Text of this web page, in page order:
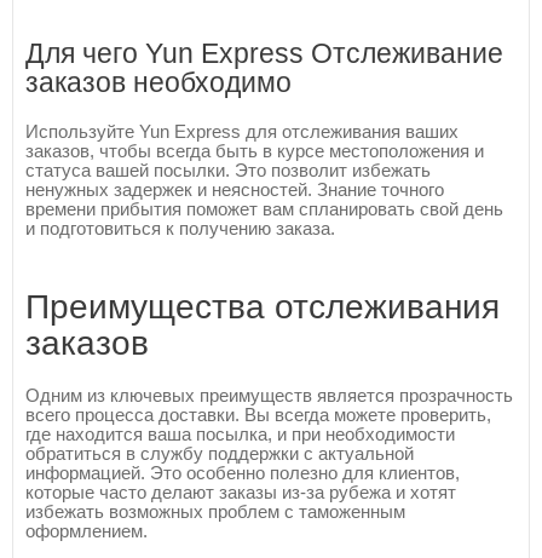
Для чего Yun Express Отслеживание
заказов необходимо
Используйте Yun Express для отслеживания ваших
заказов, чтобы всегда быть в курсе местоположения и
статуса вашей посылки. Это позволит избежать
ненужных задержек и неясностей. Знание точного
времени прибытия поможет вам спланировать свой день
и подготовиться к получению заказа.
Преимущества отслеживания
заказов
Одним из ключевых преимуществ является прозрачность
всего процесса доставки. Вы всегда можете проверить,
где находится ваша посылка, и при необходимости
обратиться в службу поддержки с актуальной
информацией. Это особенно полезно для клиентов,
которые часто делают заказы из-за рубежа и хотят
избежать возможных проблем с таможенным
оформлением.